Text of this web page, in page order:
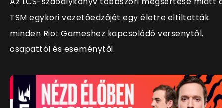
TSM egykori vezetőedzőjét egy életre eltiltották
minden Riot Gameshez kapcsolódó versenytől,
csapattól és eseménytől.